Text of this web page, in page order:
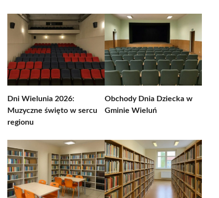
Dni Wielunia 2026:
Muzyczne święto w sercu
regionu
Obchody Dnia Dziecka w
Gminie Wieluń